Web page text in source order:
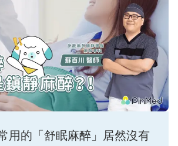
用的「舒眠麻醉」居然沒有